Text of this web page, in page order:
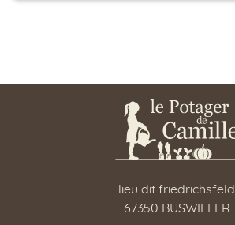
lieu dit friedrichsfeld
67350 BUSWILLER